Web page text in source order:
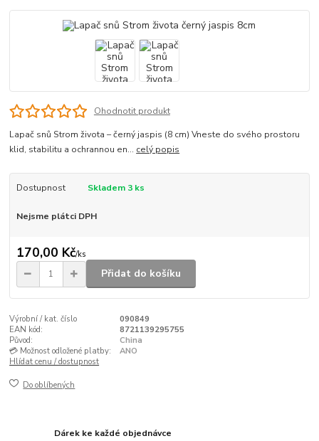
Ohodnotit produkt
Lapač snů Strom života – černý jaspis (8 cm) Vneste do svého prostoru
klid, stabilitu a ochrannou en... celý popis
Dostupnost Skladem 3 ks
Nejsme plátci DPH
170,00 Kč/ks
Přidat do košíku
Výrobní / kat. číslo
090849
EAN kód:
8721139295755
Původ:
China
💳 Možnost odložené platby:
ANO
Hlídat cenu / dostupnost
Do oblíbených
Dárek ke každé objednávce